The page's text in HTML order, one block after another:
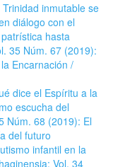
Trinidad inmutable se
diálogo con el
hasta
35 Núm. 67 (2019):
Encarnación /
dice el Espíritu a la
escucha del
Núm. 68 (2019): El
del futuro
infantil en la
Vol. 34